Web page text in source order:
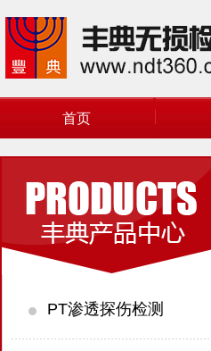
首页
PT渗透探伤检测